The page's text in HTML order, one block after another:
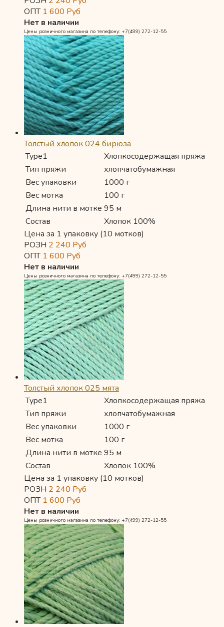
ОПТ 1 600 Руб
Нет в наличии
Цены розничного магазина по телефону: +7(499) 272-12-55
Толстый хлопок 024 бирюза
Type1
Хлопкосодержащая пряжа
Тип пряжи
хлопчатобумажная
Вес упаковки
1000 г
Вес мотка
100 г
Длина нити в мотке 95 м
Состав
Хлопок 100%
Цена за 1 упаковку (10 мотков)
РОЗН 2 240 Руб
ОПТ 1 600 Руб
Нет в наличии
Цены розничного магазина по телефону: +7(499) 272-12-55
Толстый хлопок 025 мята
Type1
Хлопкосодержащая пряжа
Тип пряжи
хлопчатобумажная
Вес упаковки
1000 г
Вес мотка
100 г
Длина нити в мотке 95 м
Состав
Хлопок 100%
Цена за 1 упаковку (10 мотков)
РОЗН 2 240 Руб
ОПТ 1 600 Руб
Нет в наличии
Цены розничного магазина по телефону: +7(499) 272-12-55